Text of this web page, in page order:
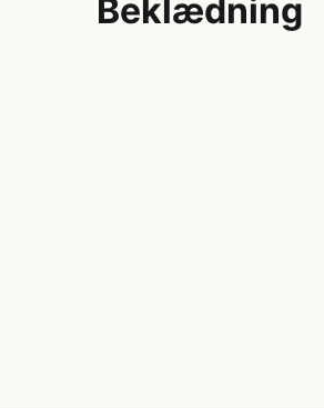
Beklædning